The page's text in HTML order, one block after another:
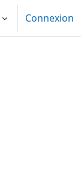
Connexion